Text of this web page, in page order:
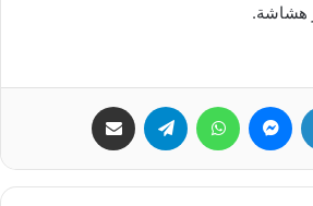
هشاشة.
لينكدإن ماسنجر واتساب تيلقرام